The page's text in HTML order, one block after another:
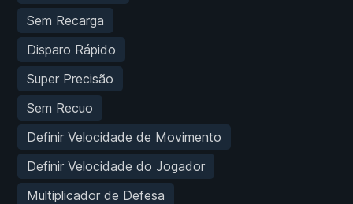
Sem Recarga
Disparo Rápido
Super Precisão
Sem Recuo
Definir Velocidade de Movimento
Definir Velocidade do Jogador
Multiplicador de Defesa